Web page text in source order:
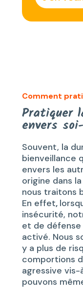
Comment
Pratiquer
envers
Souvent, la
bienveillance
envers les
origine dans
nous traitons
En effet,
insécurité,
et de
activé. Nous
y a plus de
comportions
agressive vis-
pouvons